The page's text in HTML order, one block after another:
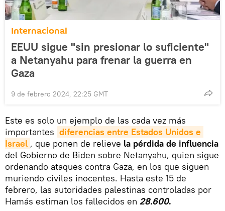
Internacional
EEUU sigue "sin presionar lo suficiente"
a Netanyahu para frenar la guerra en
Gaza
9 de febrero 2024, 22:25 GMT
Este es solo un ejemplo de las cada vez más
importantes diferencias entre Estados Unidos e
Israel , que ponen de relieve la pérdida de influencia
del Gobierno de Biden sobre Netanyahu, quien sigue
ordenando ataques contra Gaza, en los que siguen
muriendo civiles inocentes. Hasta este 15 de
febrero, las autoridades palestinas controladas por
Hamás estiman los fallecidos en 28.600.